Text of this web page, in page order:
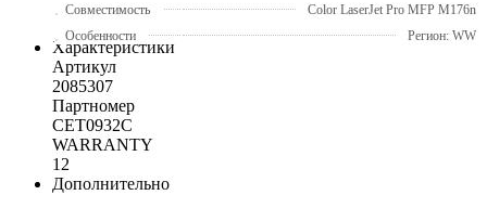
Совместимость
Color LaserJet Pro MFP M176n
Особенности
Регион: WW
Характеристики
Артикул
2085307
Партномер
CET0932C
WARRANTY
12
Дополнительно